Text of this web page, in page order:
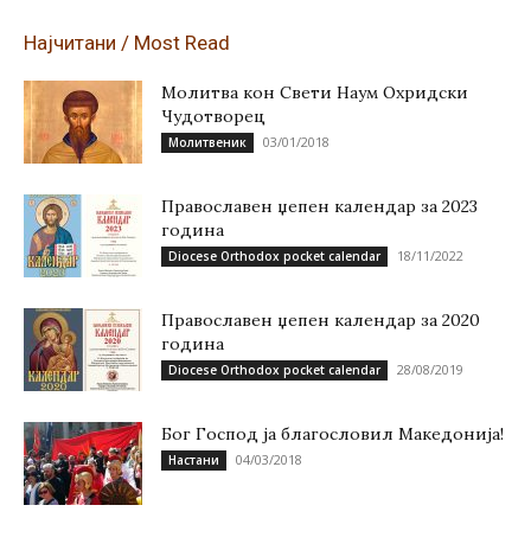
Најчитани / Most Read
Молитва кон Свети Наум Охридски
Чудотворец
Молитвеник 03/01/2018
Православен џепен календар за 2023
година
Diocese Orthodox pocket calendar 18/11/2022
Православен џепен календар за 2020
година
Diocese Orthodox pocket calendar 28/08/2019
Бог Господ ја благословил Македонија!
Настани 04/03/2018